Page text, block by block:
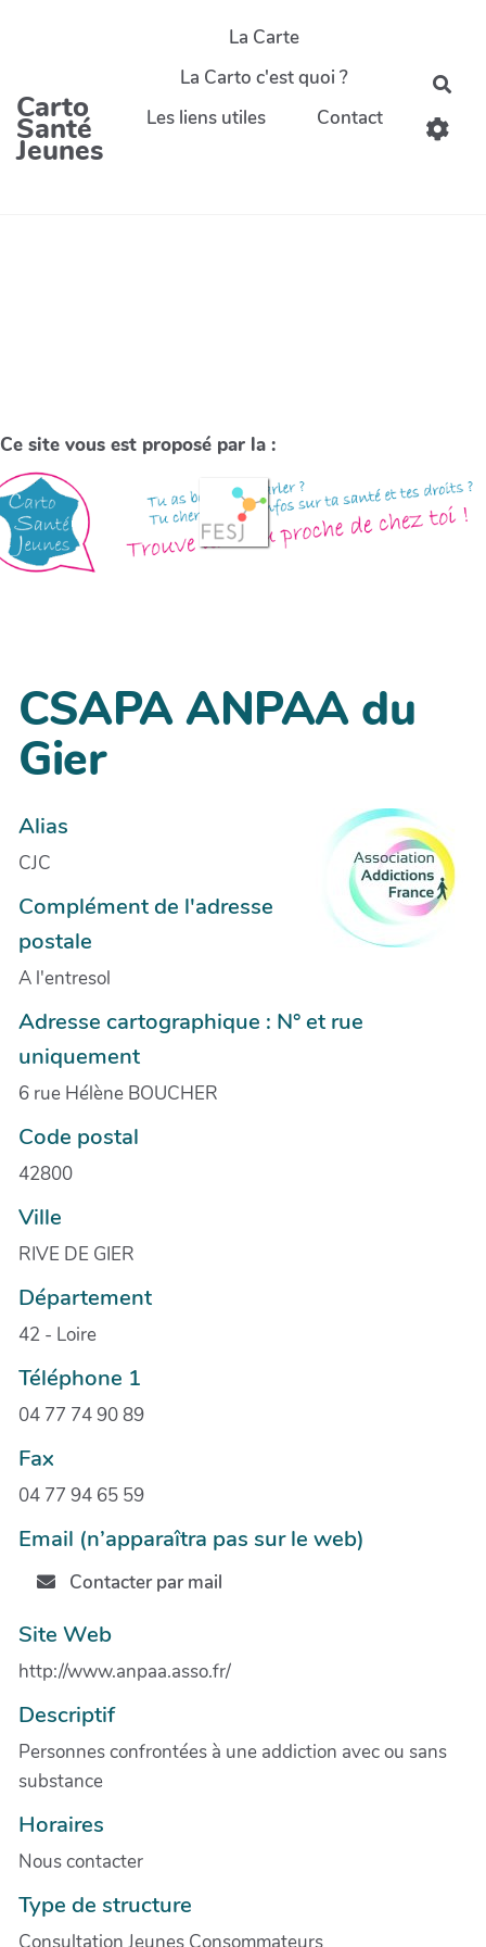
Carto
Santé
Jeunes
La Carte
La Carto c'est quoi ?
Les liens utiles
Contact
Ce site vous est proposé par la :
CSAPA ANPAA du
Gier
Alias
CJC
Complément de l'adresse
postale
A l'entresol
Adresse cartographique : N° et rue
uniquement
6 rue Hélène BOUCHER
Code postal
42800
Ville
RIVE DE GIER
Département
42 - Loire
Téléphone 1
04 77 74 90 89
Fax
04 77 94 65 59
Email (n’apparaîtra pas sur le web)
Contacter par mail
Site Web
http://www.anpaa.asso.fr/
Descriptif
Personnes confrontées à une addiction avec ou sans
substance
Horaires
Nous contacter
Type de structure
Consultation Jeunes Consommateurs